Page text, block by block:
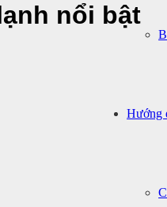
Hướng
nổi bật